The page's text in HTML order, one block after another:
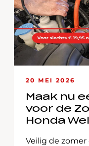
20 MEI 2026
Maak nu
voor de
Honda
Veilig de